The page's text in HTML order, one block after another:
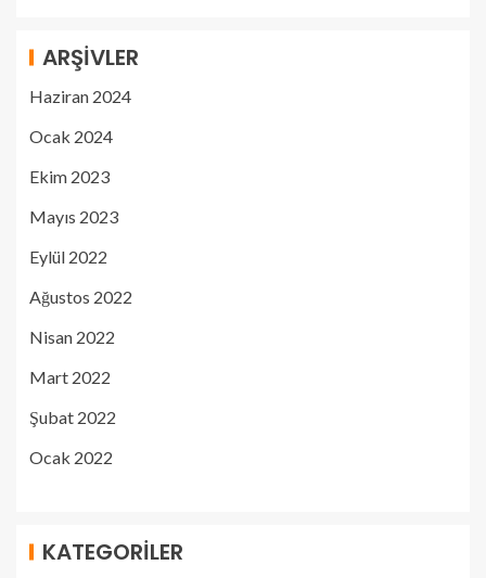
ARŞIVLER
Haziran 2024
Ocak 2024
Ekim 2023
Mayıs 2023
Eylül 2022
Ağustos 2022
Nisan 2022
Mart 2022
Şubat 2022
Ocak 2022
KATEGORILER